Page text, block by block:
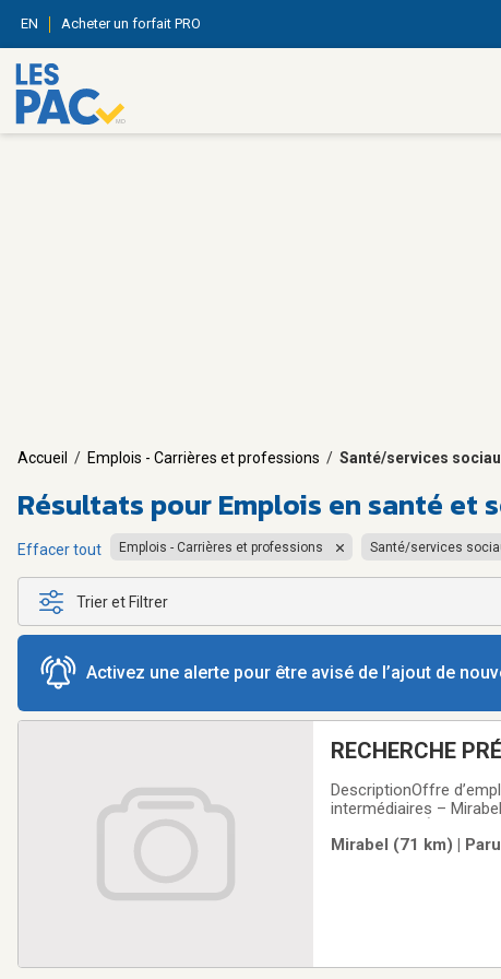
EN Acheter un forfait PRO
Accueil / Emplois - Carrières et professions / Santé/services
Résultats pourEmplois en santé et
Effacer tout Emplois - Carrières et professions Santé/services
Trier et Filtrer
Activez une alerte pour être avisé de l’ajout de
RECHERCHE
DescriptionOffre
intermédiaires –
et humain à une
Mirabel (71 km) |